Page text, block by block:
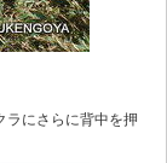
ラにさらに背中を押